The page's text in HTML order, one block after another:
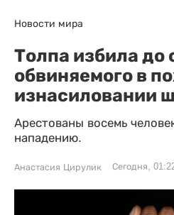
Новости мира
Толпа избила до
обвиняемого в
изнасиловании
Арестованы восемь
нападению.
Анастасия Цирулик Сегодня,